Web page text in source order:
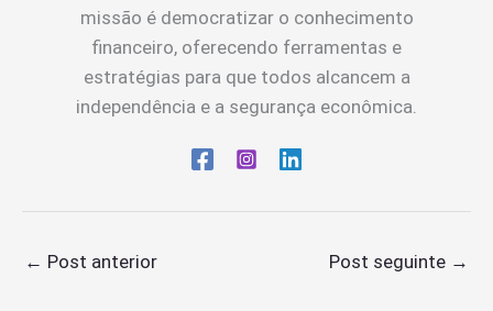
missão é democratizar o conhecimento
financeiro, oferecendo ferramentas e
estratégias para que todos alcancem a
independência e a segurança econômica.
← Post anterior Post seguinte →